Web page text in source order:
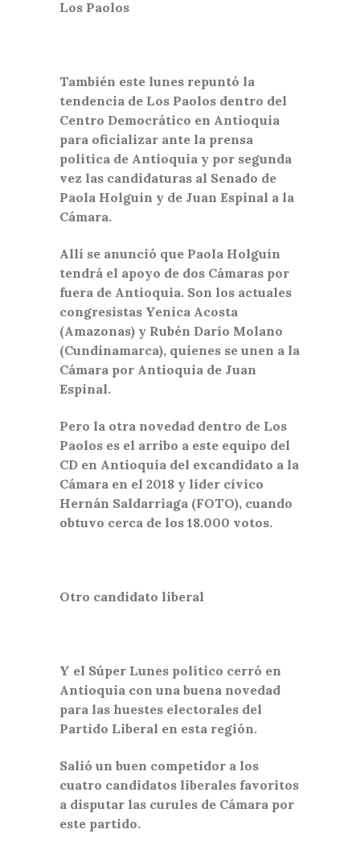
Los Paolos
También este lunes repuntó la
tendencia de Los Paolos dentro del
Centro Democrático en Antioquia
para oficializar ante la prensa
política de Antioquia y por segunda
vez las candidaturas al Senado de
Paola Holguín y de Juan Espinal a la
Cámara.
Allí se anunció que Paola Holguín
tendrá el apoyo de dos Cámaras por
fuera de Antioquia. Son los actuales
congresistas Yenica Acosta
(Amazonas) y Rubén Darío Molano
(Cundinamarca), quienes se unen a la
Cámara por Antioquia de Juan
Espinal.
Pero la otra novedad dentro de Los
Paolos es el arribo a este equipo del
CD en Antioquia del excandidato a la
Cámara en el 2018 y líder cívico
Hernán Saldarriaga (FOTO), cuando
obtuvo cerca de los 18.000 votos.
Otro candidato liberal
Y el Súper Lunes político cerró en
Antioquia con una buena novedad
para las huestes electorales del
Partido Liberal en esta región.
Salió un buen competidor a los
cuatro candidatos liberales favoritos
a disputar las curules de Cámara por
este partido.